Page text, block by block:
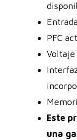
PFC
Voltaje
Este
una